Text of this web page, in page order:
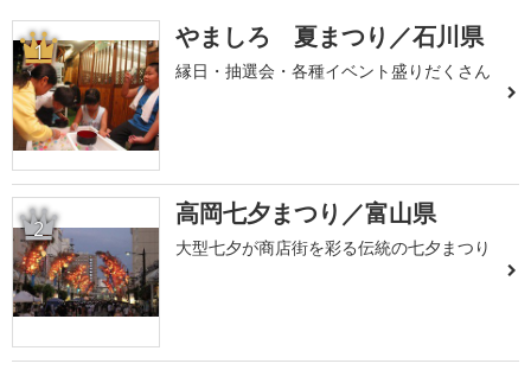
1 やましろ 夏まつり／石川県
縁日・抽選会・各種イベント盛りだくさん
2 高岡七夕まつり／富山県
大型七夕が商店街を彩る伝統の七夕まつり